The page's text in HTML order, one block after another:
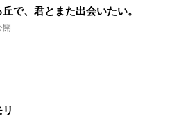
で、君とまた出会いたい。
開